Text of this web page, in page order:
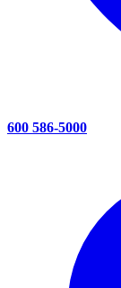
600 586-5000